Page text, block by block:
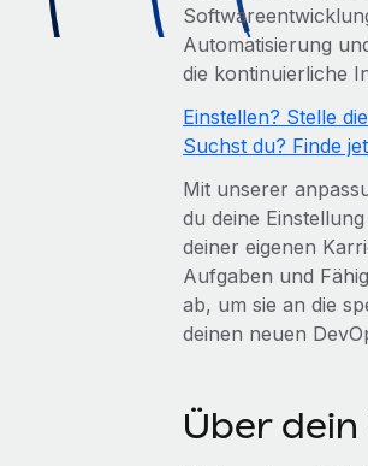
Automatisierung
die kontinuierliche
Einstellen? Stelle
Suchst du? Finde
Mit unserer
du deine
deiner eigenen
Aufgaben und
ab, um sie an die
deinen neuen
Über